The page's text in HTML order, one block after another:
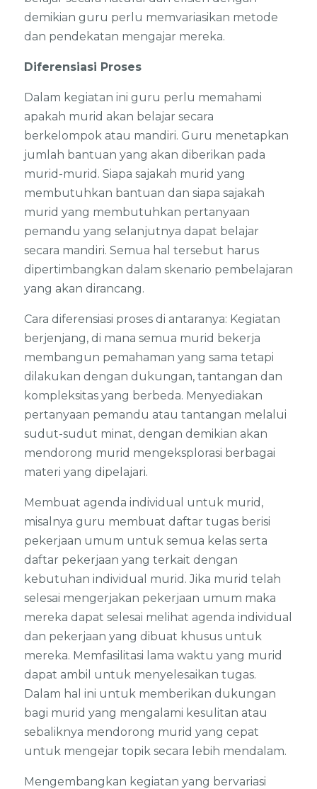
demikian guru perlu memvariasikan metode
dan pendekatan mengajar mereka.
Diferensiasi Proses
Dalam kegiatan ini guru perlu memahami
apakah murid akan belajar secara
berkelompok atau mandiri. Guru menetapkan
jumlah bantuan yang akan diberikan pada
murid-murid. Siapa sajakah murid yang
membutuhkan bantuan dan siapa sajakah
murid yang membutuhkan pertanyaan
pemandu yang selanjutnya dapat belajar
secara mandiri. Semua hal tersebut harus
dipertimbangkan dalam skenario pembelajaran
yang akan dirancang.
Cara diferensiasi proses di antaranya: Kegiatan
berjenjang, di mana semua murid bekerja
membangun pemahaman yang sama tetapi
dilakukan dengan dukungan, tantangan dan
kompleksitas yang berbeda. Menyediakan
pertanyaan pemandu atau tantangan melalui
sudut-sudut minat, dengan demikian akan
mendorong murid mengeksplorasi berbagai
materi yang dipelajari.
Membuat agenda individual untuk murid,
misalnya guru membuat daftar tugas berisi
pekerjaan umum untuk semua kelas serta
daftar pekerjaan yang terkait dengan
kebutuhan individual murid. Jika murid telah
selesai mengerjakan pekerjaan umum maka
mereka dapat selesai melihat agenda individual
dan pekerjaan yang dibuat khusus untuk
mereka. Memfasilitasi lama waktu yang murid
dapat ambil untuk menyelesaikan tugas.
Dalam hal ini untuk memberikan dukungan
bagi murid yang mengalami kesulitan atau
sebaliknya mendorong murid yang cepat
untuk mengejar topik secara lebih mendalam.
Mengembangkan kegiatan yang bervariasi